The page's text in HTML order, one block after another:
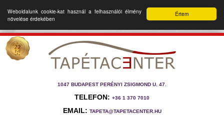
Értem
Weboldalunk cookie-kat használ a felhasználói élmény
növelése érdekében
1047 BUDAPEST PERÉNYI ZSIGMOND U. 47.
TELEFON: +36 1 370 7010
EMAIL: TAPETA@TAPETACENTER.HU